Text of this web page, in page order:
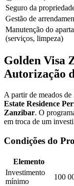
Seguro da
Gestão de
Manutenção do
(serviços, limpeza)
Golden Visa
Autorização
A partir de meados
Estate Residence
Zanzibar. O
em troca de um
Condições do
Elemento
Investimento
mínimo
100